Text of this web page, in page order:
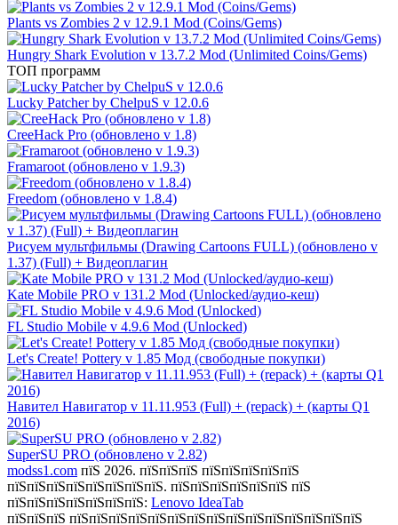
Plants vs Zombies 2 v 12.9.1 Mod (Coins/Gems)
Hungry Shark Evolution v 13.7.2 Mod (Unlimited Coins/Gems)
ТОП программ
Lucky Patcher by ChelpuS v 12.0.6
CreeHack Pro (обновлено v 1.8)
Framaroot (обновлено v 1.9.3)
Freedom (обновлено v 1.8.4)
Рисуем мультфильмы (Drawing Cartoons FULL) (обновлено v
1.37) (Full) + Видеоплагин
Kate Mobile PRO v 131.2 Mod (Unlocked/аудио-кеш)
FL Studio Mobile v 4.9.6 Mod (Unlocked)
Let's Create! Pottery v 1.85 Мод (свободные покупки)
Навител Навигатор v 11.11.953 (Full) + (repack) + (карты Q1
2016)
SuperSU PRO (обновлено v 2.82)
modss1.com пїЅ 2026. пїЅпїЅпїЅ пїЅпїЅпїЅпїЅпїЅ
пїЅпїЅпїЅпїЅпїЅпїЅпїЅпїЅ. пїЅпїЅпїЅпїЅпїЅпїЅ пїЅ
пїЅпїЅпїЅпїЅпїЅпїЅпїЅ: Lenovo IdeaTab
пїЅпїЅпїЅ пїЅпїЅпїЅпїЅпїЅпїЅпїЅпїЅпїЅпїЅпїЅпїЅпїЅпїЅпїЅ